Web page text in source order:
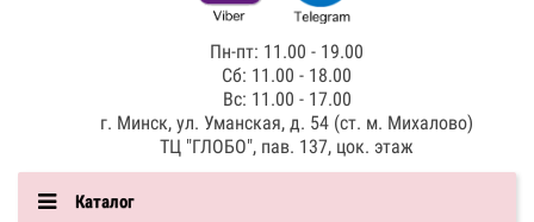
Пн-пт: 11.00 - 19.00
Сб: 11.00 - 18.00
Вс: 11.00 - 17.00
г. Минск, ул. Уманская, д. 54 (ст. м. Михалово)
ТЦ "ГЛОБО", пав. 137, цок. этаж
Каталог